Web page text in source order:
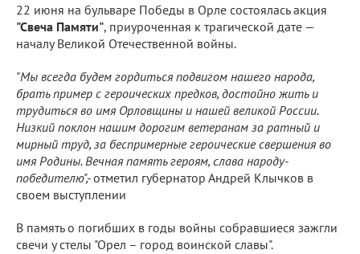
22 июня на бульваре Победы в Орле состоялась акция
"Свеча Памяти", приуроченная к трагической дате —
началу Великой Отечественной войны.
"Мы всегда будем гордиться подвигом нашего народа,
брать пример с героических предков, достойно жить и
трудиться во имя Орловщины и нашей великой России.
Низкий поклон нашим дорогим ветеранам за ратный и
мирный труд, за беспримерные героические свершения во
имя Родины. Вечная память героям, слава народу-
победителю",-отметил губернатор Андрей Клычков в
своем выступлении
В память о погибших в годы войны собравшиеся зажгли
свечи у стелы "Орел – город воинской славы".